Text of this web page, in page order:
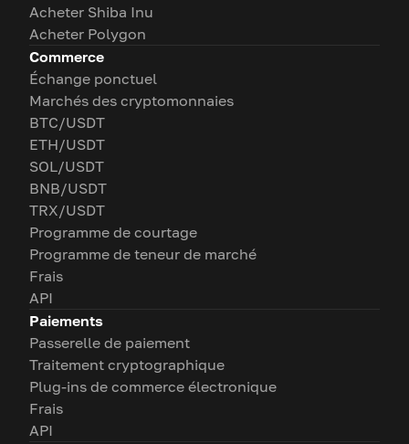
Acheter Shiba Inu
Acheter Polygon
Commerce
Échange ponctuel
Marchés des cryptomonnaies
BTC/USDT
ETH/USDT
SOL/USDT
BNB/USDT
TRX/USDT
Programme de courtage
Programme de teneur de marché
Frais
API
Paiements
Passerelle de paiement
Traitement cryptographique
Plug-ins de commerce électronique
Frais
API